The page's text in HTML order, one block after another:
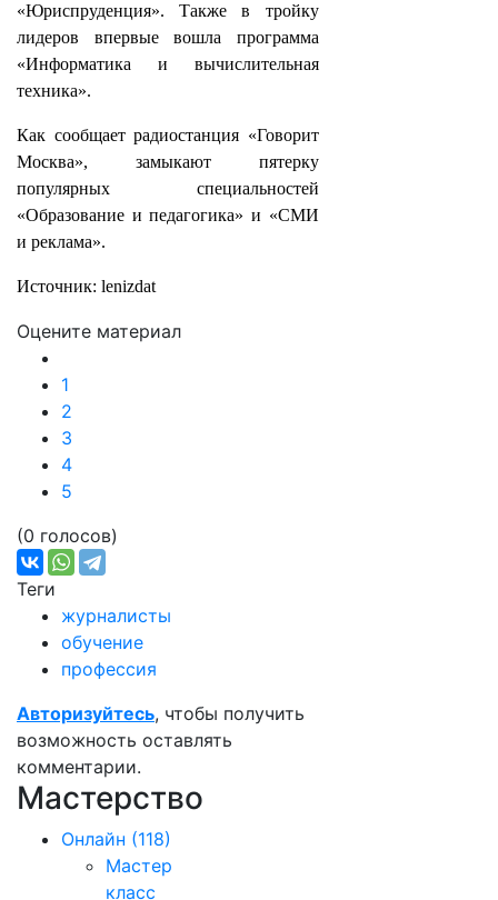
«Юриспруденция». Также в тройку
лидеров впервые вошла программа
«Информатика и вычислительная
техника».
Как сообщает радиостанция «Говорит
Москва», замыкают пятерку
популярных специальностей
«Образование и педагогика» и «СМИ
и реклама».
Источник: lenizdat
Оцените материал
1
2
3
4
5
(0 голосов)
Теги
журналисты
обучение
профессия
Авторизуйтесь, чтобы получить
возможность оставлять
комментарии.
Мастерство
Онлайн (118)
Мастер
класс